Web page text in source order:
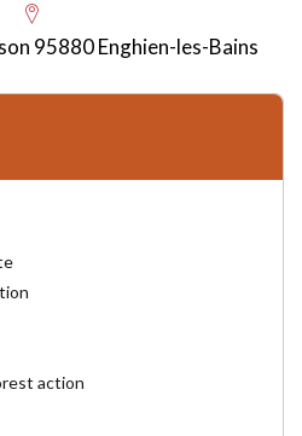
95880 Enghien-les-Bains
action